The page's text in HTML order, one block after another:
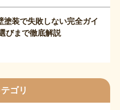
塗装で失敗しない完全ガイ
びまで徹底解説
ゴリ